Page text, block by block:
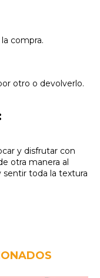
compra.
otro o devolverlo.
y disfrutar con
otra manera al
sentir toda la textura